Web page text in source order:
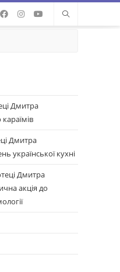
Дмитра
Дмитра
української кухні
Дмитра
акція до